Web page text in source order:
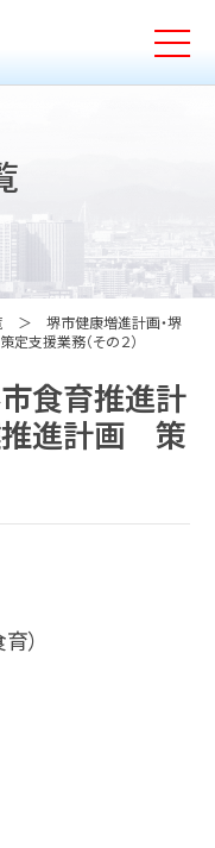
堺市健康増進計画・堺
支援業務（その２）
食育推進計
推進計画 策
）